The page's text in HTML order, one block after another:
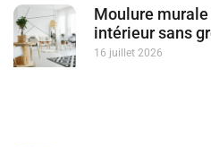
Moulure murale
intérieur sans
16 juillet 2026